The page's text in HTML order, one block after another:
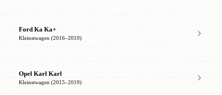
Ford Ka Ka+
Kleinstwagen (2016–2019)
Opel Karl Karl
Kleinstwagen (2015–2019)